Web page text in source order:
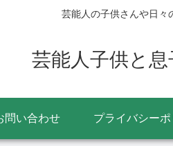
芸能人の子供さんや日々
芸能人子供と
問い合わせ プライバシー